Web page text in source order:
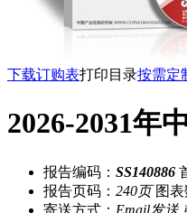
下载订购表打印目录按需定
2026-2031年
报告编码： SS140886
报告页码： 240页图表
寄送方式： Email发送